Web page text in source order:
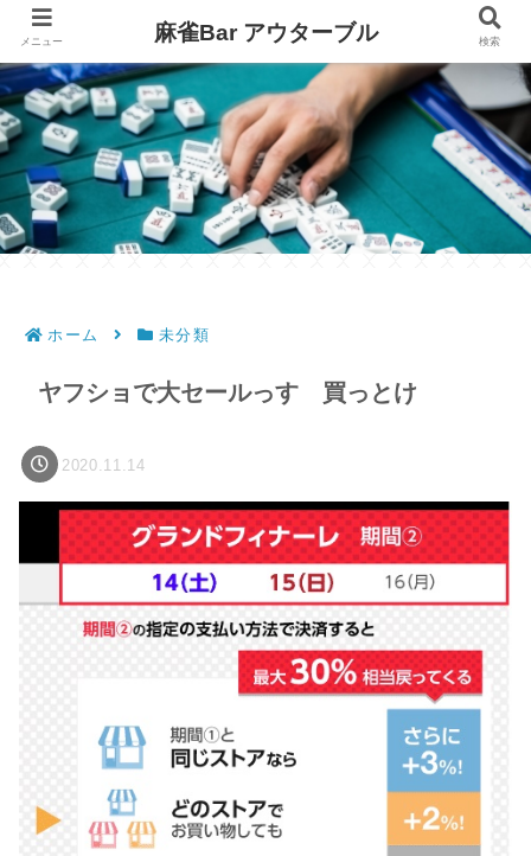
ホーム 未分類
ヤフショで大セールっす 買っとけ
2020.11.14
メニュー 麻雀Bar アウターブル 検索